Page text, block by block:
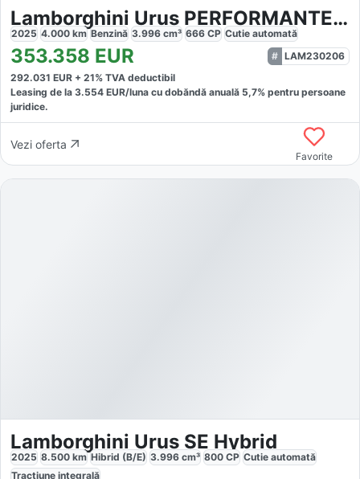
Lamborghini Urus PERFORMANTE FULL
2025 4.000 km Benzină 3.996 cm³ 666 CP Cutie automată
353.358 EUR
LAM230206
292.031 EUR + 21% TVA deductibil
Leasing de la 3.554 EUR/luna cu dobăndă anuală 5,7% pentru persoane
juridice.
Vezi oferta
Favorite
Lamborghini Urus SE Hybrid
2025 8.500 km Hibrid (B/E) 3.996 cm³ 800 CP Cutie automată
Tracțiune integrală